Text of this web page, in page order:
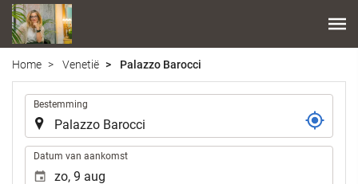
Home Venetië Palazzo Barocci
Bestemming
Datum van aankomst